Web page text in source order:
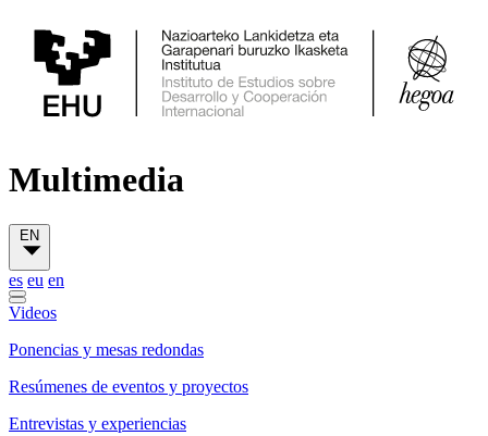
Multimedia
EN
es eu en
Videos
Ponencias y mesas redondas
Resúmenes de eventos y proyectos
Entrevistas y experiencias